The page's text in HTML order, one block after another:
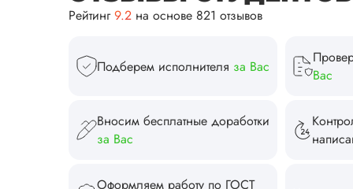
Рейтинг9.2 на основе 821 отзывов
Подберем исполнителя за Вас
Вас
Вносим бесплатные доработки
за Вас
Оформляем работу по ГОСТ